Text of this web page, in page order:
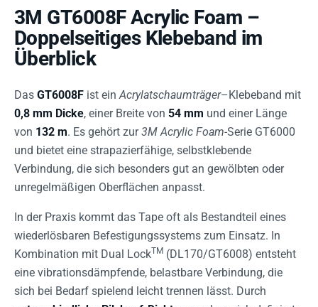
3M GT6008F Acrylic Foam –
Doppelseitiges Klebeband im
Überblick
Das GT6008F ist einAcrylatschaumträger–Klebeband mit
0,8 mm Dicke, einer Breite von 54 mm und einer Länge
von 132 m. Es gehört zur3M Acrylic Foam-Serie GT6000
und bietet eine strapazierfähige, selbstklebende
Verbindung, die sich besonders gut an gewölbten oder
unregelmäßigen Oberflächen anpasst.
In der Praxis kommt das Tape oft als Bestandteil eines
wiederlösbaren Befestigungssystems zum Einsatz. In
Kombination mit Dual LockTM (DL170/GT6008) entsteht
eine vib­rations­dämpfende, belastbare Verbindung, die
sich bei Bedarf spielend leicht trennen lässt. Durch